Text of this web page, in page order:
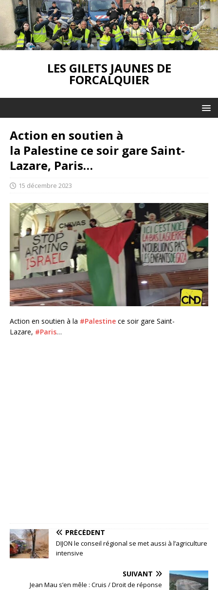
LES GILETS JAUNES DE
FORCALQUIER
Action en soutien à
la Palestine ce soir gare Saint-
Lazare, Paris…
15 décembre 2023
Action en soutien à la #Palestine ce soir gare Saint-
Lazare, #Paris…
PRÉCÉDENT
DIJON le conseil régional se met aussi à l’agriculture
intensive
SUIVANT
Jean Mau s’en mêle : Cruis / Droit de réponse